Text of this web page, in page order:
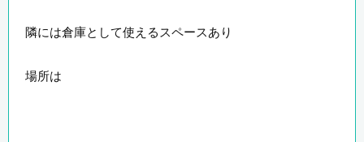
隣には倉庫として使えるスペースあり
場所は